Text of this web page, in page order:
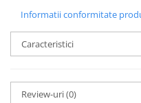
Informatii conformitate
Caracteristici
Review-uri(0)